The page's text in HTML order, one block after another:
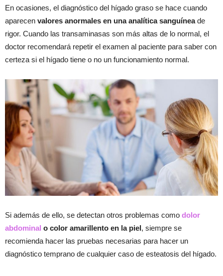
En ocasiones, el diagnóstico del hígado graso se hace cuando
aparecen valores anormales en una analítica sanguíneade
rigor. Cuando las transaminasas son más altas de lo normal, el
doctor recomendará repetir el examen al paciente para saber con
certeza si el hígado tiene o no un funcionamiento normal.
Si además de ello, se detectan otros problemas como dolor
abdominal o color amarillento en la piel, siempre se
recomienda hacer las pruebas necesarias para hacer un
diagnóstico temprano de cualquier caso de esteatosis del hígado.